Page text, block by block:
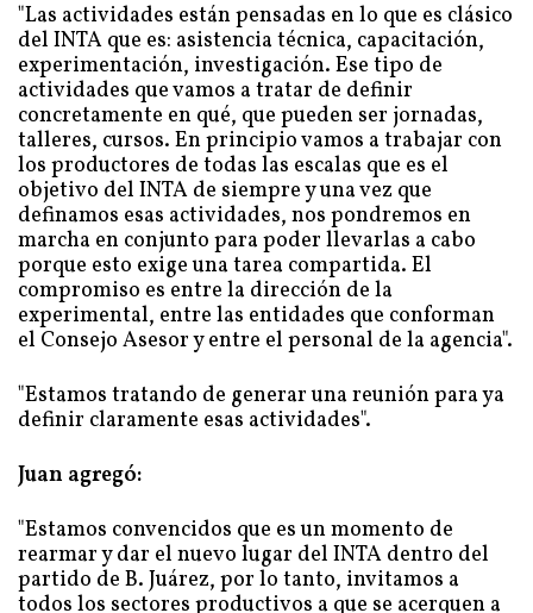
"Las actividades están pensadas en lo que es clásico
del INTA que es: asistencia técnica, capacitación,
experimentación, investigación. Ese tipo de
actividades que vamos a tratar de definir
concretamente en qué, que pueden ser jornadas,
talleres, cursos. En principio vamos a trabajar con
los productores de todas las escalas que es el
objetivo del INTA de siempre y una vez que
definamos esas actividades, nos pondremos en
marcha en conjunto para poder llevarlas a cabo
porque esto exige una tarea compartida. El
compromiso es entre la dirección de la
experimental, entre las entidades que conforman
el Consejo Asesor y entre el personal de la agencia".
"Estamos tratando de generar una reunión para ya
definir claramente esas actividades".
Juan agregó:
"Estamos convencidos que es un momento de
rearmar y dar el nuevo lugar del INTA dentro del
partido de B. Juárez, por lo tanto, invitamos a
todos los sectores productivos a que se acerquen a